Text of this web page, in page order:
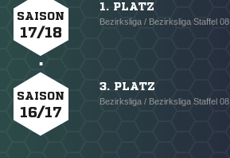
SAISON
17/18
1. PLATZ
Bezirksliga / Bezirksliga Staffel 08
SAISON
16/17
3. PLATZ
Bezirksliga / Bezirksliga Staffel 08